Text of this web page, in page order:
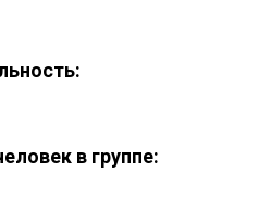
в группе: